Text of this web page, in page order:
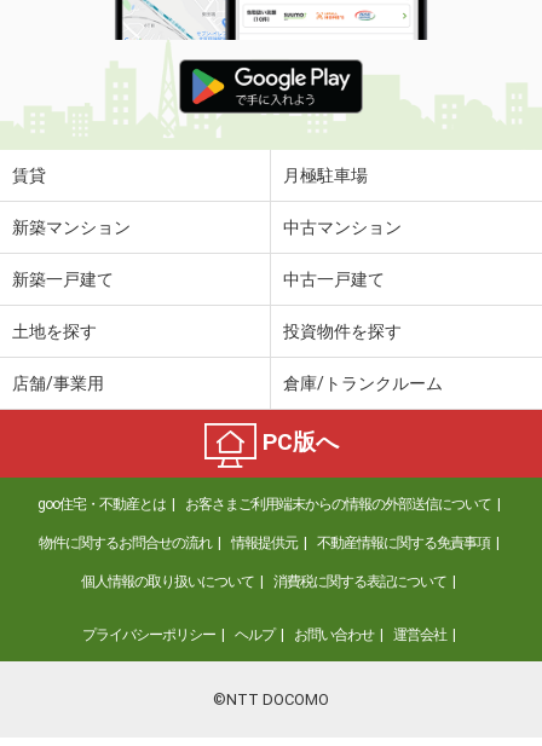
北海道江別市東光町
価 格
888万円
住 所
北海道江別市東光町
用途地域 ２種中高
328.09m²
北海道小樽市末広町
住 所
北海道小樽市末広町
１種中高
土地面積 147m²
北海道石狩市花川南一条２丁目
780万円
住 所
北海道石狩市花川南一条２丁目
土地面積
171.69m²
２種中高
賃貸 月極駐車場
新築マンション 中古マンション
新築一戸建て 中古一戸建て
土地を探す 投資物件を探す
店舗/事業用 倉庫/トランクルーム
PC版へ
goo住宅・不動産とは お客さまご利用端末からの情報の外部送信について
物件に関するお問合せの流れ 情報提供元 不動産情報に関する免責事項
個人情報の取り扱いについて 消費税に関する表記について
プライバシーポリシー ヘルプ お問い合わせ 運営会社
©NTT DOCOMO